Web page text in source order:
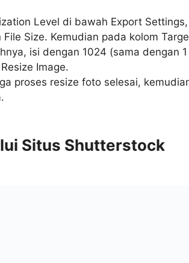
Level di bawah Export Settings,
Size. Kemudian pada kolom
isi dengan 1024 (sama dengan
Image.
proses resize foto selesai,
Situs Shutterstock